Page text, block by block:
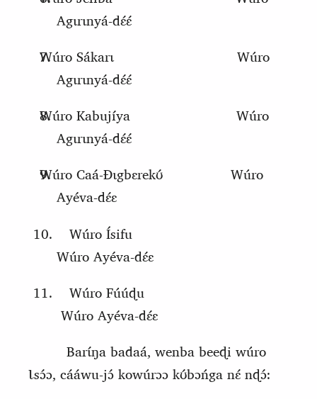
Agɩrɩnyá-dɛ́ɛ́
Wúro Sákarɩ
Wúro
Agɩrɩnyá-dɛ́ɛ́
Wúro Kabujíya
Wúro
Agɩrɩnyá-dɛ́ɛ́
Wúro Caá-Ɖɩgbɛrekʊ́
Wúro
Ayéva-dɛ́ɛ
Wúro Ísifu
Wúro Ayéva-dɛ́ɛ
Wúro Fúúɖu
Wúro Ayéva-dɛ́ɛ
Barɩ́ŋa badaá, wenba beeɖi wúro
Ɩsɔ́ɔ, cááwu-jɔ́ kowúrɔɔ kʊ́bɔńga nɛ́ nɖɔ́: